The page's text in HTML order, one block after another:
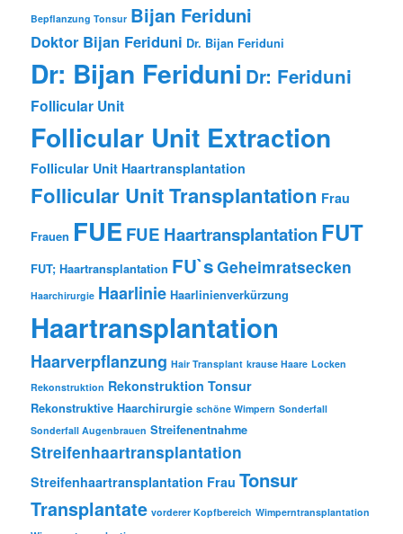
Bepflanzung Tonsur Bijan Feriduni
Doktor Bijan Feriduni Dr. Bijan Feriduni
Dr: Bijan Feriduni Dr: Feriduni
Follicular Unit
Follicular Unit Extraction
Follicular Unit Haartransplantation
Follicular Unit Transplantation Frau
Frauen FUE FUE HaartransplantationFUT
FUT; Haartransplantation FU`sGeheimratsecken
Haarchirurgie Haarlinie Haarlinienverkürzung
Haartransplantation
Haarverpflanzung Hair Transplant krause Haare Locken
Rekonstruktion Rekonstruktion Tonsur
Rekonstruktive Haarchirurgie schöne Wimpern Sonderfall
Sonderfall Augenbrauen Streifenentnahme
Streifenhaartransplantation
Streifenhaartransplantation Frau Tonsur
Transplantate vorderer Kopfbereich Wimperntransplantation